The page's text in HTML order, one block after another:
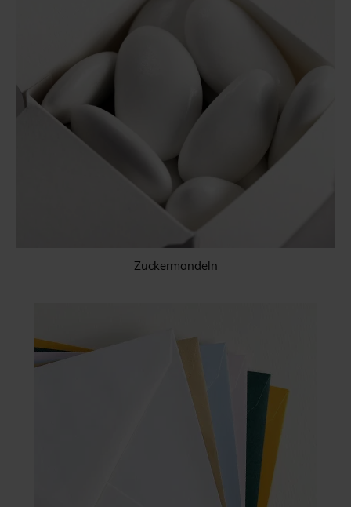
Zuckermandeln